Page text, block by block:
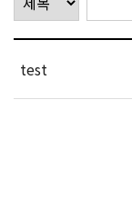
test